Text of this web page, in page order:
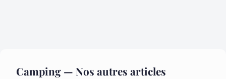
Camping — Nos autres articles